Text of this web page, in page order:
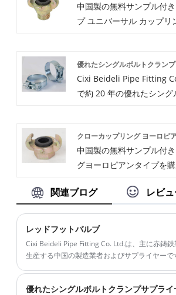
め、当社のヨーロッパタイ
カップリングホースエンド
ぐご相談ください。すぐに
きます。
中国製の無料サンプル付
プ ユニバーサル カップリ
はヨーロッパ タイプ ユニ
ングおねじに 20 年間携わ
味があればヨーロッパタイ
優れたシングルボルトクランプ
Cixi Beideli Pipe Fitting
で約 20 年の優れたシング
ます。私たちは主に一連の
ルトクランプなどの製造
す。私たちは品質志向と
調査を心から歓迎します。
クローカップリング ヨーロピ
中国製の無料サンプル付
グヨーロピアンタイプを
およびサプライヤーです。
20年間携わっています。
る場合は、カップリング
すぐご相談ください。すぐ
だきます。
関連ブログ レビ
レッドフットバルブ
Cixi Beideli Pipe Fitting Co. Ltd.は、主に赤鋳
生産する中国の製造業者およびサプライヤー
優れたシングルボルトクランプサプライ